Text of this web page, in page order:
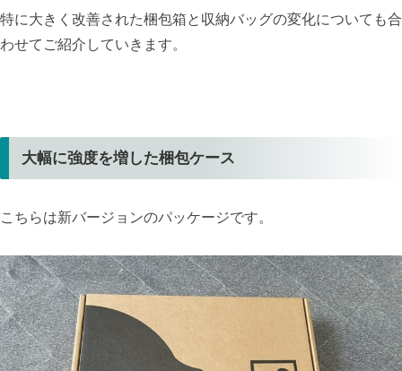
特に大きく改善された梱包箱と収納バッグの変化についても合
わせてご紹介していきます。
大幅に強度を増した梱包ケース
こちらは新バージョンのパッケージです。